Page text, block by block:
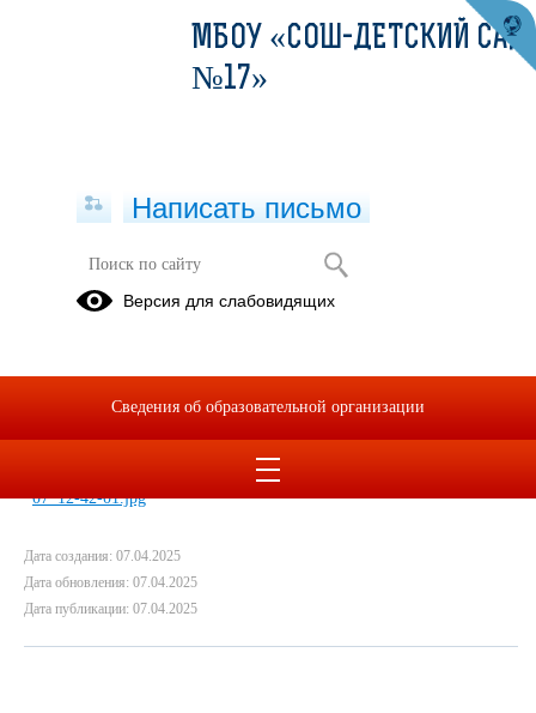
Неделя инклюзивного образования
"Разные возможности-равные
Дата создания: 07.04.2025
Дата обновления: 07.04.2025
Дата публикации: 07.04.2025
МБОУ «СОШ-ДЕТСКИЙ САД
№17»
Написать письмо
Версия для слабовидящих
Сведения об образовательной организации